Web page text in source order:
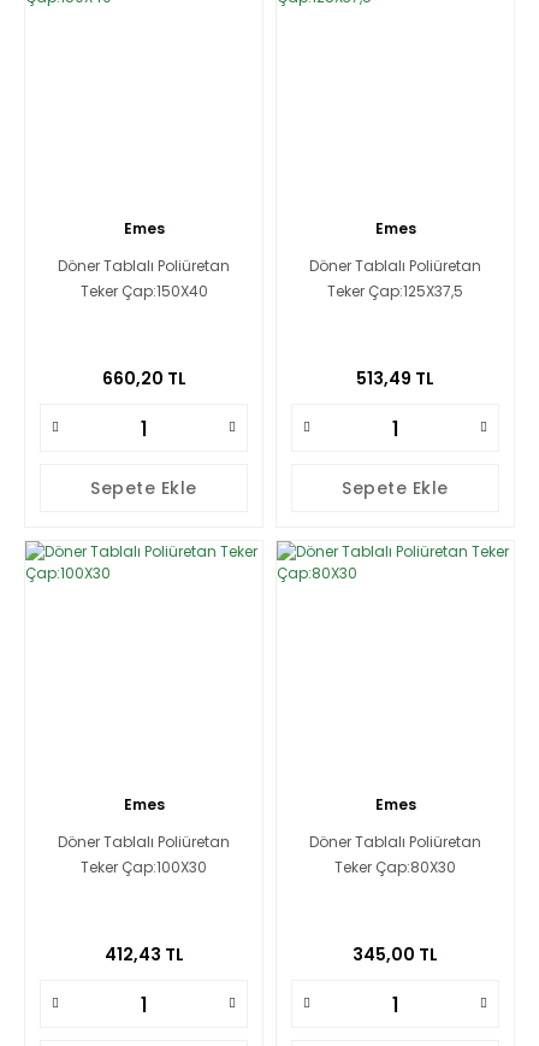
Emes
Döner Tablalı Poliüretan
Teker Çap:150X40
660,20 TL
Sepete Ekle
Emes
Döner Tablalı Poliüretan
Teker Çap:125X37,5
513,49 TL
Sepete Ekle
Emes
Döner Tablalı Poliüretan
Teker Çap:100X30
412,43 TL
Emes
Döner Tablalı Poliüretan
Teker Çap:80X30
345,00 TL